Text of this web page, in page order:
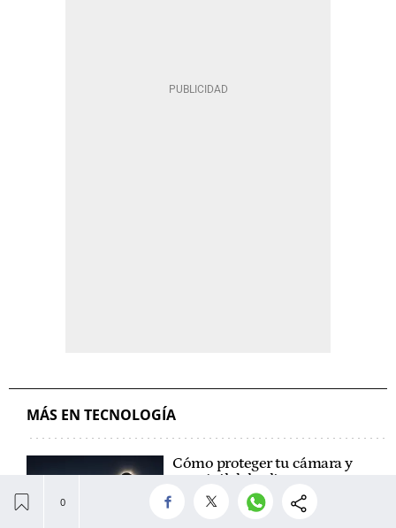
MÁS EN TECNOLOGÍA
Cómo proteger tu cámara y
tu móvil del eclipse para
hacer fotos sin que se
rompan: toda la preparación